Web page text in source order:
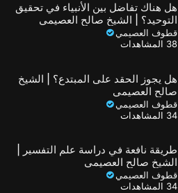
هل هناك تفاضل بين الأنبياء في تحقيق
التوحيد؟ | الشيخ صالح العصيمي
قطوف العصيمي
38 المشاهدات
هل يجوز الحقد على المبتدع؟ | الشيخ
صالح العصيمي
قطوف العصيمي
34 المشاهدات
طريقة نافعة في دراسة علم التفسير |
الشيخ صالح العصيمي
قطوف العصيمي
34 المشاهدات